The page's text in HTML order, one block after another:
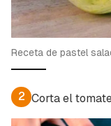
Receta de pastel
2 Corta el